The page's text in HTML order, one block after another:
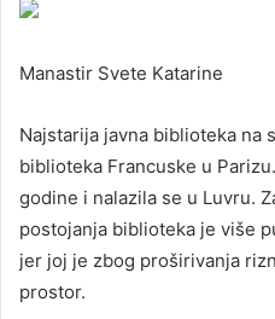
Manastir Svete Katarine
Najstarija javna biblioteka na
biblioteka Francuske u
godine i nalazila se u Luvru.
postojanja biblioteka je više
jer joj je zbog proširivanja
prostor.